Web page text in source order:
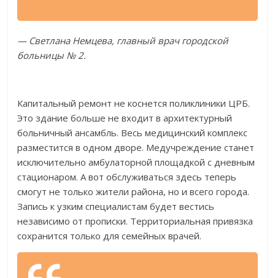
— Светлана Немцева, главный врач городской
больницы № 2.
Капитальный ремонт не коснется поликлиники ЦРБ.
Это здание больше не входит в архитектурный
больничный ансамбль. Весь медицинский комплекс
разместится в одном дворе. Медучреждение станет
исключительно амбулаторной площадкой с дневным
стационаром. А вот обслуживаться здесь теперь
смогут не только жители района, но и всего города.
Запись к узким специалистам будет вестись
независимо от прописки. Территориальная привязка
сохранится только для семейных врачей.